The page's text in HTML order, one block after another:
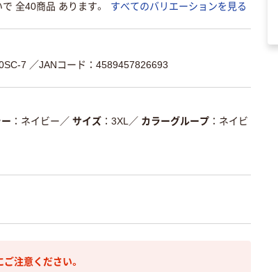
で 全40商品 あります。
すべてのバリエーションを見る
7 ／JANコード：4589457826693
ネイビー ／ サイズ 3XL ／ カラーグループ
ネイビ
注意ください。